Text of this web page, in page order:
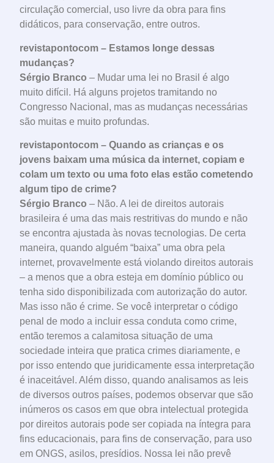
circulação comercial, uso livre da obra para fins
didáticos, para conservação, entre outros.
revistapontocom – Estamos longe dessas
mudanças?
Sérgio Branco – Mudar uma lei no Brasil é algo
muito difícil. Há alguns projetos tramitando no
Congresso Nacional, mas as mudanças necessárias
são muitas e muito profundas.
revistapontocom – Quando as crianças e os
jovens baixam uma música da internet, copiam e
colam um texto ou uma foto elas estão cometendo
algum tipo de crime?
Sérgio Branco – Não. A lei de direitos autorais
brasileira é uma das mais restritivas do mundo e não
se encontra ajustada às novas tecnologias. De certa
maneira, quando alguém “baixa” uma obra pela
internet, provavelmente está violando direitos autorais
– a menos que a obra esteja em domínio público ou
tenha sido disponibilizada com autorização do autor.
Mas isso não é crime. Se você interpretar o código
penal de modo a incluir essa conduta como crime,
então teremos a calamitosa situação de uma
sociedade inteira que pratica crimes diariamente, e
por isso entendo que juridicamente essa interpretação
é inaceitável. Além disso, quando analisamos as leis
de diversos outros países, podemos observar que são
inúmeros os casos em que obra intelectual protegida
por direitos autorais pode ser copiada na íntegra para
fins educacionais, para fins de conservação, para uso
em ONGS, asilos, presídios. Nossa lei não prevê